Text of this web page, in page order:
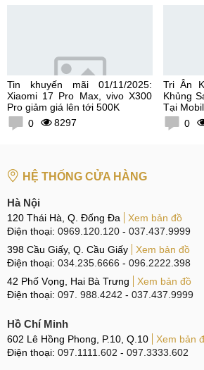
Tin khuyến mãi 01/11/2025:
Xiaomi 17 Pro Max, vivo X300
Pro giảm giá lên tới 500K
0
8297
Tri Ân
Khủng
Tại
0
HỆ THỐNG CỬA HÀNG
Hà Nội
120 Thái Hà, Q. Đống Đa
Xem bản đồ
Điện thoại: 0969.120.120 - 037.437.9999
398 Cầu Giấy, Q. Cầu Giấy
Xem bản đồ
Điện thoại: 034.235.6666 - 096.2222.398
42 Phố Vọng, Hai Bà Trưng
Xem bản đồ
Điện thoại: 097. 988.4242 - 037.437.9999
Hồ Chí Minh
602 Lê Hồng Phong, P.10, Q.10
Xem bản
Điện thoại: 097.1111.602 - 097.3333.602